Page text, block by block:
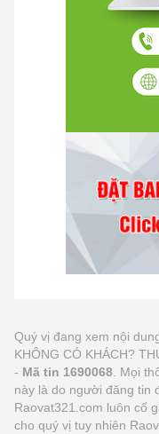
Quý vị đang xem nội
KHÔNG CÓ KHÁCH?
- Mã tin 1690068 . Mọi
này là do người đăng tin
Raovat321.com luôn cố
cho quý vị tuy nhiên